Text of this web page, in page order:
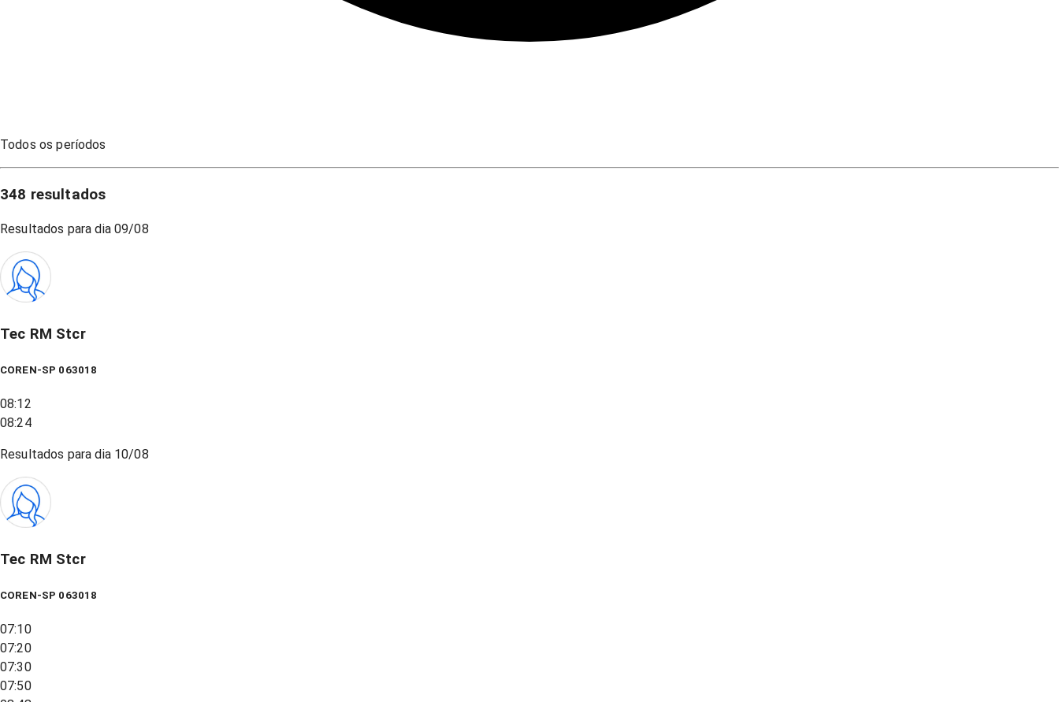
Todos os períodos
348 resultados
Resultados para dia09/08
Tec RM Stcr
COREN-SP 063018
08:12
08:24
Resultados para dia 10/08
Tec RM Stcr
COREN-SP 063018
07:10
07:20
07:30
07:50